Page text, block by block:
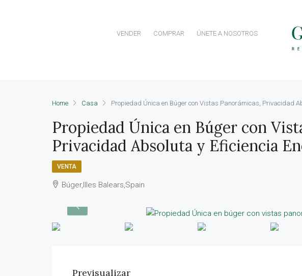
VENDER COMPRAR ÚNETE A NOSOTROS
Home Casa Propiedad Única en Búger con Vistas Panorámicas, Privacidad
Propiedad Única en Búger con
Privacidad Absoluta y Eficiencia
VENTA
Búger,Illes Balears,Spain
Previsualizar